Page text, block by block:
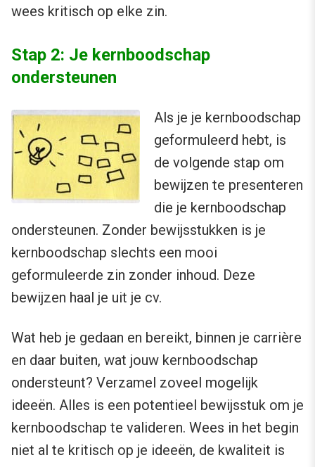
wees kritisch op elke zin.
Stap 2: Je kernboodschap
ondersteunen
Als je je kernboodschap
geformuleerd hebt, is
de volgende stap om
bewijzen te presenteren
die je kernboodschap
ondersteunen. Zonder bewijsstukken is je
kernboodschap slechts een mooi
geformuleerde zin zonder inhoud. Deze
bewijzen haal je uit je cv.
Wat heb je gedaan en bereikt, binnen je carrière
en daar buiten, wat jouw kernboodschap
ondersteunt? Verzamel zoveel mogelijk
ideeën. Alles is een potentieel bewijsstuk om je
kernboodschap te valideren. Wees in het begin
niet al te kritisch op je ideeën, de kwaliteit is